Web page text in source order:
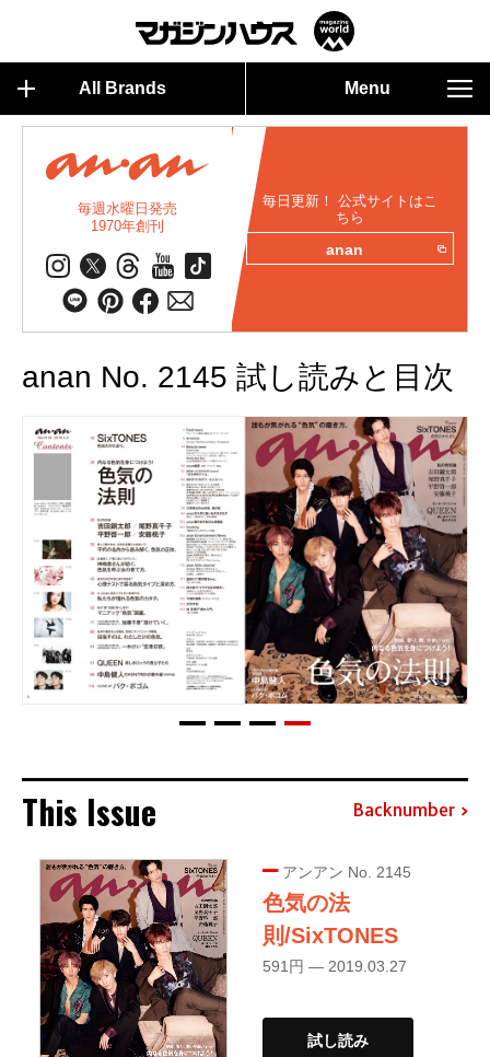
All Brands Menu
毎週水曜日発売
1970年創刊
毎日更新！ 公式サイトはこ
ちら
anan
anan No. 2145 試し読みと目次
This Issue Backnumber
アンアン No. 2145
色気の法
則/SixTONES
591円 — 2019.03.27
試し読み